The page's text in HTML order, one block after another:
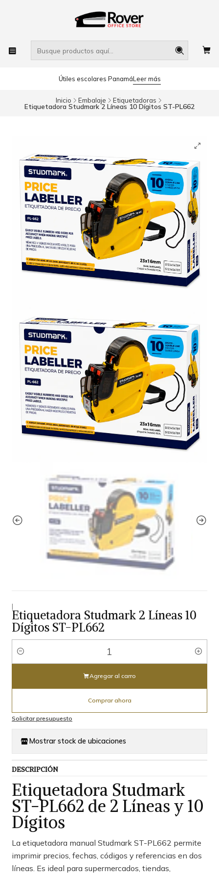
Útiles escolares PanamáLeer más
Inicio Embalaje Etiquetadoras
Etiquetadora Studmark 2 Líneas 10 Dígitos ST-PL662
|
Etiquetadora Studmark 2 Líneas 10
Dígitos ST-PL662
Cantidad
Agregar al carro
Comprar ahora
Solicitar presupuesto
Mostrar stock de ubicaciones
DESCRIPCIÓN
Etiquetadora Studmark
ST-PL662 de 2 Líneas y 10
Dígitos
La etiquetadora manual Studmark ST-PL662 permite
imprimir precios, fechas, códigos y referencias en dos
líneas. Es ideal para supermercados, tiendas,